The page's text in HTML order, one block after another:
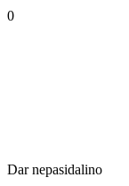
0
Dar nepasidalino